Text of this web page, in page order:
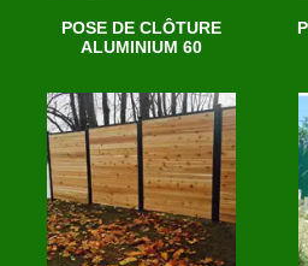
POSE DE CLÔTURE
ALUMINIUM 60